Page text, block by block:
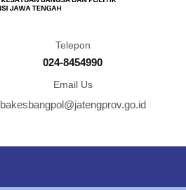
Telepon
024-8454990
Email Us
bakesbangpol@jatengprov.go.id